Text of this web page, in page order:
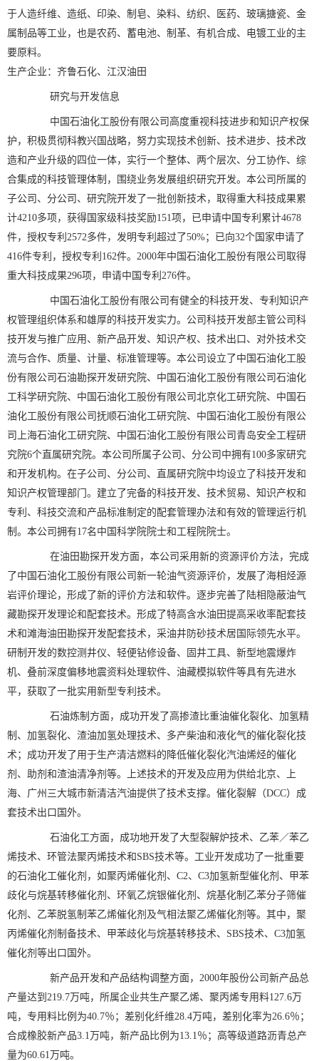
于人造纤维、造纸、印染、制皂、染料、纺织、医药、玻璃搪瓷、金
属制品等工业，也是农药、蓄电池、制革、有机合成、电镀工业的主
要原料。
生产企业：齐鲁石化、江汉油田
研究与开发信息
中国石油化工股份有限公司高度重视科技进步和知识产权保
护，积极贯彻科教兴国战略，努力实现技术创新、技术进步、技术改
造和产业升级的四位一体，实行一个整体、两个层次、分工协作、综
合集成的科技管理体制，围绕业务发展组织研究开发。本公司所属的
子公司、分公司、研究院开发了一批创新技术，取得重大科技成果累
计4210多项，获得国家级科技奖励151项，已申请中国专利累计4678
件，授权专利2572多件，发明专利超过了50%；已向32个国家申请了
416件专利，授权专利162件。2000年中国石油化工股份有限公司取得
重大科技成果296项，申请中国专利276件。
中国石油化工股份有限公司有健全的科技开发、专利知识产
权管理组织体系和雄厚的科技开发实力。公司科技开发部主管公司科
技开发与推广应用、新产品开发、知识产权、技术出口、对外技术交
流与合作、质量、计量、标准管理等。本公司设立了中国石油化工股
份有限公司石油勘探开发研究院、中国石油化工股份有限公司石油化
工科学研究院、中国石油化工股份有限公司北京化工研究院、中国石
油化工股份有限公司抚顺石油化工研究院、中国石油化工股份有限公
司上海石油化工研究院、中国石油化工股份有限公司青岛安全工程研
究院6个直属研究院。本公司所属子公司、分公司中拥有100多家研究
和开发机构。在子公司、分公司、直属研究院中均设立了科技开发和
知识产权管理部门。建立了完备的科技开发、技术贸易、知识产权和
专利、科技交流和产品标准制定的配套管理办法和有效的管理运行机
制。本公司拥有17名中国科学院院士和工程院院士。
在油田勘探开发方面，本公司采用新的资源评价方法，完成
了中国石油化工股份有限公司新一轮油气资源评价，发展了海相烃源
岩评价理论，形成了新的评价方法和软件。逐步完善了陆相隐蔽油气
藏勘探开发理论和配套技术。形成了特高含水油田提高采收率配套技
术和滩海油田勘探开发配套技术，采油井防砂技术居国际领先水平。
研制开发的数控测井仪、轻便钻修设备、固井工具、新型地震爆炸
机、叠前深度偏移地震资料处理软件、油藏模拟软件等具有先进水
平，获取了一批实用新型专利技术。
石油炼制方面，成功开发了高掺渣比重油催化裂化、加氢精
制、加氢裂化、渣油加氢处理技术、多产柴油和液化气的催化裂化技
术；成功开发了用于生产清洁燃料的降低催化裂化汽油烯烃的催化
剂、助剂和渣油清净剂等。上述技术的开发及应用为供给北京、上
海、广州三大城市新清洁汽油提供了技术支撑。催化裂解（DCC）成
套技术出口国外。
石油化工方面，成功地开发了大型裂解炉技术、乙苯／苯乙
烯技术、环管法聚丙烯技术和SBS技术等。工业开发成功了一批重要
的石油化工催化剂，如聚丙烯催化剂、C2、C3加氢新型催化剂、甲苯
歧化与烷基转移催化剂、环氧乙烷银催化剂、烷基化制乙苯分子筛催
化剂、乙苯脱氢制苯乙烯催化剂及气相法聚乙烯催化剂等。其中，聚
丙烯催化剂制备技术、甲苯歧化与烷基转移技术、SBS技术、C3加氢
催化剂等出口国外。
新产品开发和产品结构调整方面，2000年股份公司新产品总
产量达到219.7万吨，所属企业共生产聚乙烯、聚丙烯专用料127.6万
吨，专用料比例为40.7％；差别化纤维28.4万吨，差别化率为26.6％；
合成橡胶新产品3.1万吨，新产品比例为13.1％；高等级道路沥青总产
量为60.61万吨。